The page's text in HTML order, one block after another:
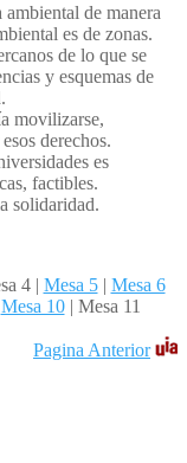
de manera
es de zonas.
de lo que se
y esquemas de
movilizarse,
derechos.
es
factibles.
solidaridad.
4 | Mesa 5| Mesa 6
Mesa 10| Mesa 11
Pagina Anterior